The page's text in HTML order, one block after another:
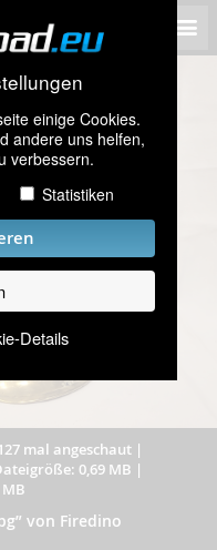
einige Cookies.
andere uns helfen,
verbessern.
Statistiken
Details
mal angeschaut |
0,69 MB |
von Firedino